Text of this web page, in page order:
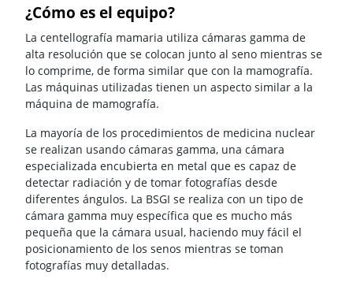
¿Cómo es el equipo?
La centellografía mamaria utiliza cámaras gamma de
alta resolución que se colocan junto al seno mientras se
lo comprime, de forma similar que con la mamografía.
Las máquinas utilizadas tienen un aspecto similar a la
máquina de mamografía.
La mayoría de los procedimientos de medicina nuclear
se realizan usando cámaras gamma, una cámara
especializada encubierta en metal que es capaz de
detectar radiación y de tomar fotografías desde
diferentes ángulos. La BSGI se realiza con un tipo de
cámara gamma muy específica que es mucho más
pequeña que la cámara usual, haciendo muy fácil el
posicionamiento de los senos mientras se toman
fotografías muy detalladas.